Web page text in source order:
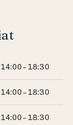
14:00 – 18:30
14:00 – 18:30
14:00 – 18:30